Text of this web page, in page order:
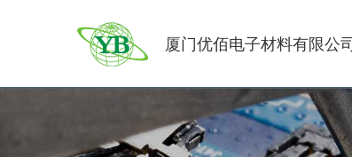
厦门优佰电子材料有限公司